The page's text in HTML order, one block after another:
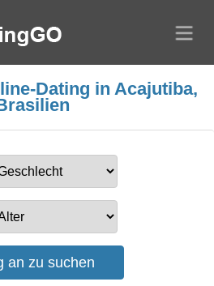
Dating in Acajutiba,